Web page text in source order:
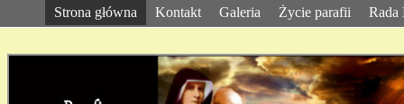
Strona główna Kontakt Galeria Życie parafii Rada